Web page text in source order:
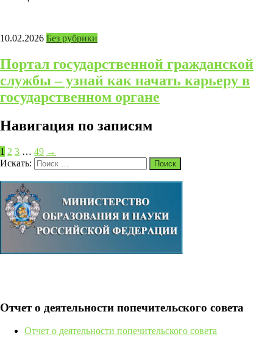
10.02.2026 Без рубрики
Портал государственной гражданской
службы – узнай как начать карьеру в
государственном органе
Навигация по записям
1 2 3 … 49 →
Искать:
Поиск
Отчет о деятельности попечительского совета
Отчет о деятельности попечительского совета